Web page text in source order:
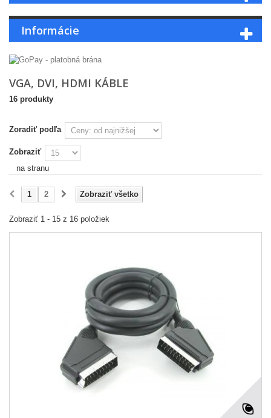
Informácie
VGA, DVI, HDMI KÁBLE
16 produkty
Zoradiť podľa
Zobraziť
na stranu
Zobraziť všetko
1 2
Zobraziť 1 - 15 z 16 položiek